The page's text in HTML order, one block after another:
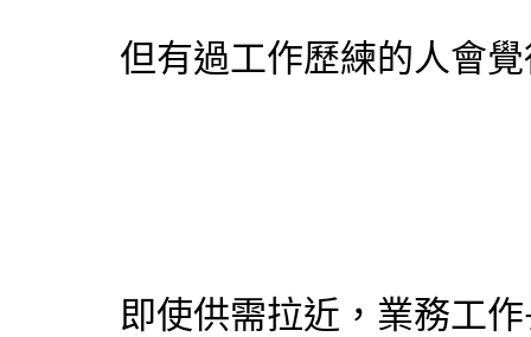
但有過工作歷練的人會
即使供需拉近，業務工